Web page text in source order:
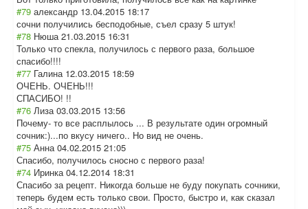
#79 александр 13.04.2015 18:17
сочни получились бесподобные, съел сразу 5 штук!
#78 Нюша 21.03.2015 16:31
Только что спекла, получилось с первого раза, большое
спасибо!!!!
#77 Галина 12.03.2015 18:59
ОЧЕНЬ. ОЧЕНЬ!!!
СПАСИБО! !!
#76 Лиза 03.03.2015 13:56
Почему- то все расплылось ... В результате один огромный
сочник:)...по вкусу ничего.. Но вид не очень.
#75 Анна 04.02.2015 21:05
Спасибо, получилось сносно с первого раза!
#74 Иринка 04.12.2014 18:31
Спасибо за рецепт. Никогда больше не буду покупать сочники,
теперь будем есть только свои. Просто, быстро и, как сказал